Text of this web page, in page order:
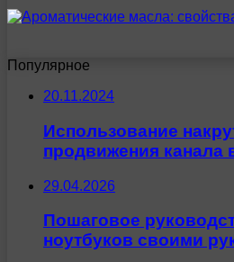
Популярное
20.11.2024
Использование
продвижения канала
29.04.2026
Пошаговое
ноутбуков своими